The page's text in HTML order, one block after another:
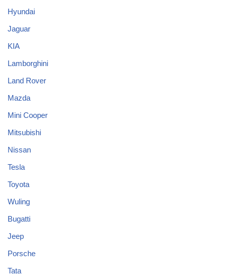
Hyundai
Jaguar
KIA
Lamborghini
Land Rover
Mazda
Mini Cooper
Mitsubishi
Nissan
Tesla
Toyota
Wuling
Bugatti
Jeep
Porsche
Tata